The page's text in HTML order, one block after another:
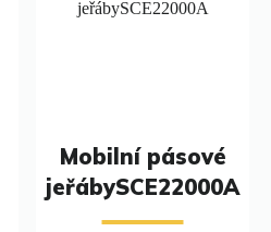
Mobilní pásové
jeřábySCE22000A